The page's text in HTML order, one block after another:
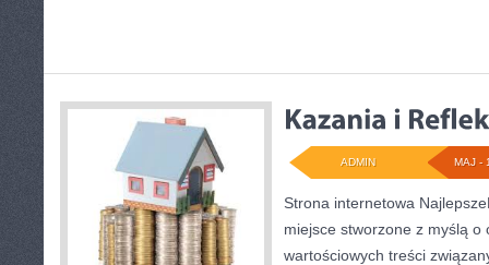
MAJ -
ADMIN
Strona internetowa
miejsce stworzone z myślą o
wartościowych treści